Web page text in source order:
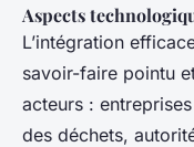
Aspects
L’intégration
savoir-faire pointu
acteurs :
des déchets,